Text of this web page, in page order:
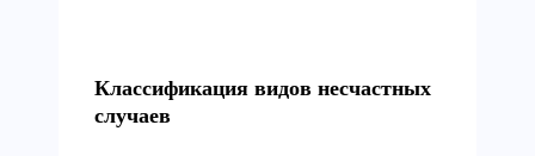
Классификация видов несчастных
случаев